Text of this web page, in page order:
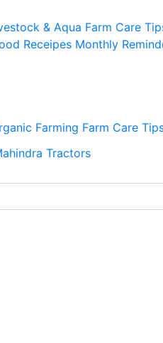
& Aqua Farm Care
Receipes Monthly
Farming Farm Care